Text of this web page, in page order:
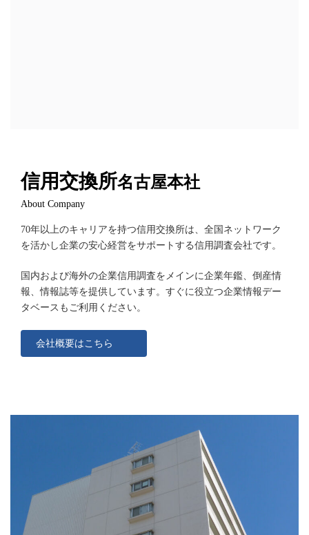
信用交換所名古屋本社
About Company
70年以上のキャリアを持つ信用交換所は、全国ネットワーク
を活かし企業の安心経営をサポートする信用調査会社です。
国内および海外の企業信用調査をメインに企業年鑑、倒産情
報、情報誌等を提供しています。すぐに役立つ企業情報デー
タベースもご利用ください。
会社概要はこちら